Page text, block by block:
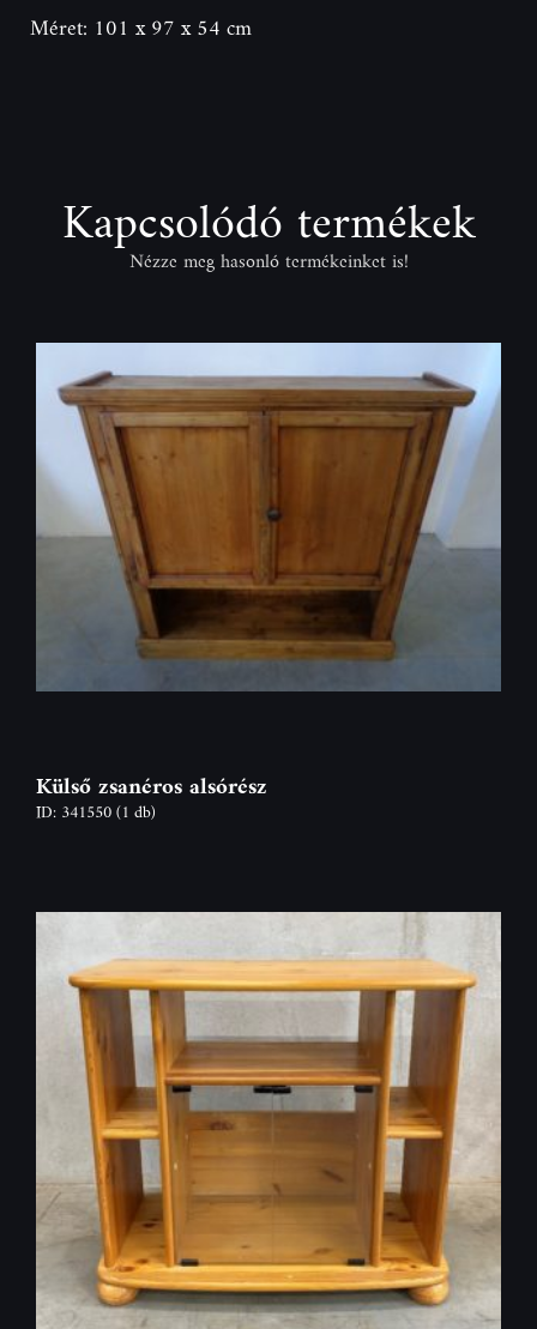
Méret: 101 x 97 x 54 cm
Kapcsolódó termékek
Nézze meg hasonló termékeinket is!
Külső zsanéros alsórész
ID: 341550(1 db)